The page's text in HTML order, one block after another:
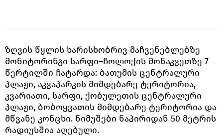
ზღვის წყლის ხარისხობრივ მაჩვენებლებზე
მონიტორინგი სარფი–ჩოლოქის მონაკვეთზე 7
წერტილში ჩატარდა: ბათუმის ცენტრალური
პლაჟი, აკვაპარკის მიმდებარე ტერიტორია,
კვარიათი, სარფი, ქობულეთის ცენტრალური
პლაჟი, ბობოყვათის მიმდებარე ტერიტორია და
მწვანე კონცხი. ნიმუშები ნაპირიდან 50 მეტრის
რადიუსშია აღებული.